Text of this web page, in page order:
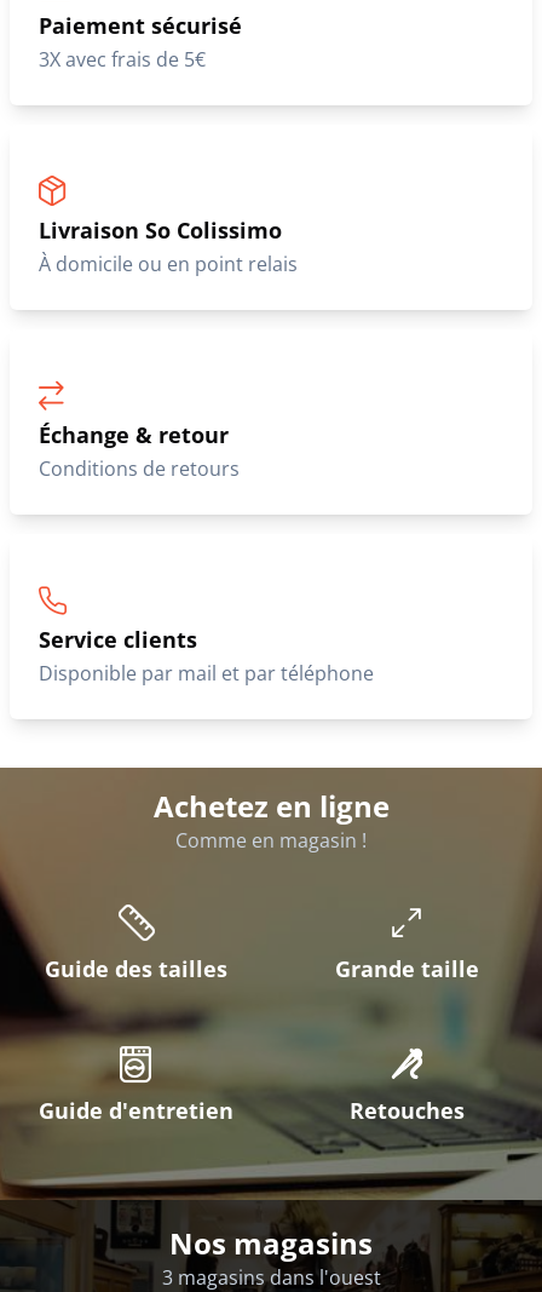
Paiement sécurisé
3X avec frais de 5€
Livraison So Colissimo
À domicile ou en point relais
Échange & retour
Conditions de retours
Service clients
Disponible par mail et par téléphone
Achetez en ligne
Comme en magasin !
Guide des tailles Grande taille
Guide d'entretien Retouches
Nos magasins
3 magasins dans l'ouest